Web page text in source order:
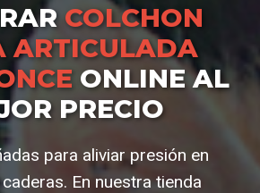
COLCHON
ARTICULADA
ONLINE AL
PRECIO
para aliviar presión en
En nuestra tienda